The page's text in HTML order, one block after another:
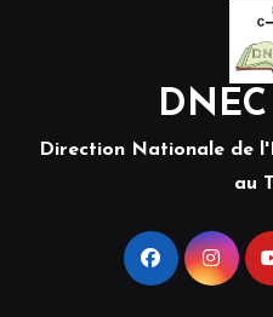
Direction Nationale de
au